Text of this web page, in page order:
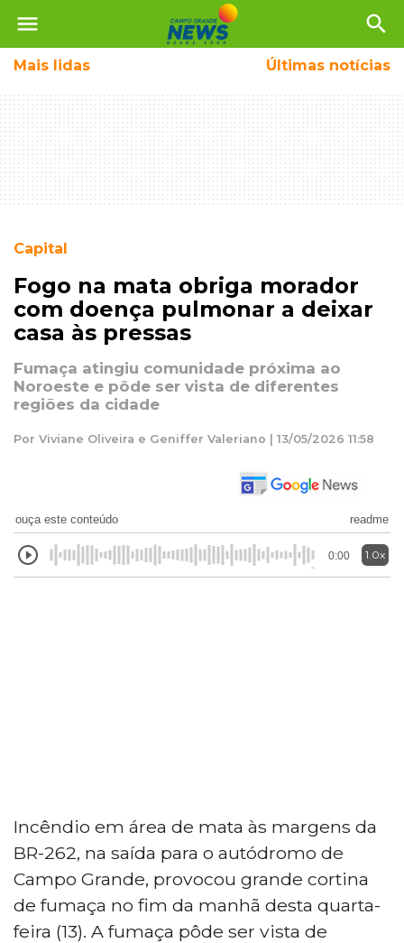
menu search
Mais lidas Últimas notícias
Capital
Fogo na mata obriga morador
com doença pulmonar a deixar
casa às pressas
Fumaça atingiu comunidade próxima ao
Noroeste e pôde ser vista de diferentes
regiões da cidade
Por Viviane Oliveira e Geniffer Valeriano | 13/05/2026 11:58
ouça este conteúdo readme
0:00 1.0x
Incêndio em área de mata às margens da
BR-262, na saída para o autódromo de
Campo Grande, provocou grande cortina
de fumaça no fim da manhã desta quarta-
feira (13). A fumaça pôde ser vista de